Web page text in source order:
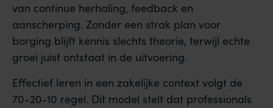
van continue herhaling, feedback en
aanscherping. Zonder een strak plan voor
borging blijft kennis slechts theorie, terwijl echte
groei juist ontstaat in de uitvoering.
Effectief leren in een zakelijke context volgt de
70-20-10 regel. Dit model stelt dat professionals